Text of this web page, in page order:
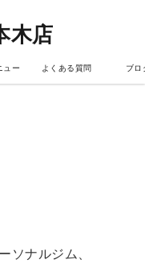
木店
ュー よくある質問 ブロ
ソナルジム、